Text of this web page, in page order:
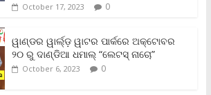
October 17, 2023 0
ୱାଣ୍ଡର ୱାର୍ଲ୍‌ଡ଼ ୱାଟର ପାର୍କରେ ଅକ୍ଟୋବର
୨୦ ରୁ ଦାଣ୍ଡିଆ ଧମାଲ୍ “ଲେଟସ୍ ନାଚୋ”
October 6, 2023 0